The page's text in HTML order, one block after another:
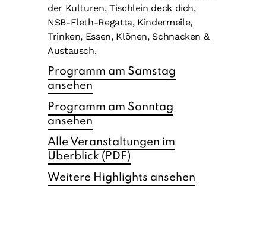
der Kulturen, Tischlein deck dich,
NSB-Fleth-Regatta, Kindermeile,
Trinken, Essen, Klönen, Schnacken &
Austausch.
Programm am Samstag
ansehen
Programm am Sonntag
ansehen
Alle Veranstaltungen im
Überblick (PDF)
Weitere Highlights ansehen